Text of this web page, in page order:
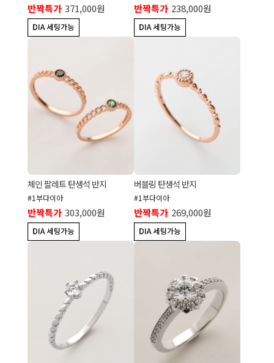
반짝특가 371,000원 반짝특가 238,000원
체인 팔레트 탄생석 반지
#1부다이아
반짝특가 303,000원
버블링 탄생석 반지
#1부다이아
반짝특가 269,000원